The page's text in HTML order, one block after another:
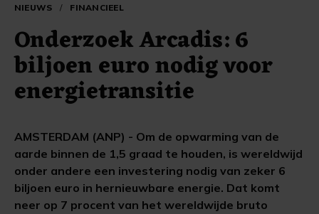
NIEUWS / FINANCIEEL
Onderzoek Arcadis: 6
biljoen euro nodig voor
energietransitie
AMSTERDAM (ANP) - Om de opwarming van de
aarde binnen de 1,5 graad te houden, is wereldwijd
onder andere een investering nodig van zeker 6
biljoen euro in hernieuwbare energie. Dat komt
neer op 7 procent van het wereldwijde bruto